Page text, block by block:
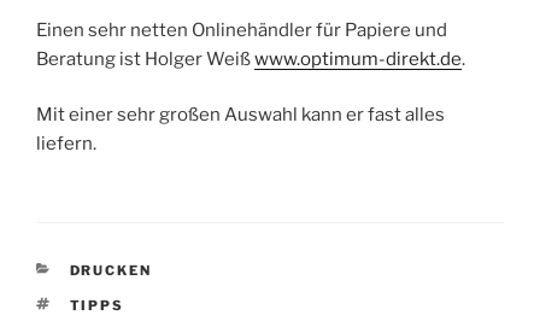
Einen sehr netten Onlinehändler für Papiere und
Beratung ist Holger Weißwww.optimum-direkt.de.
Mit einer sehr großen Auswahl kann er fast alles
liefern.
KATEGORIEN
DRUCKEN
SCHLAGWÖRTER
TIPPS